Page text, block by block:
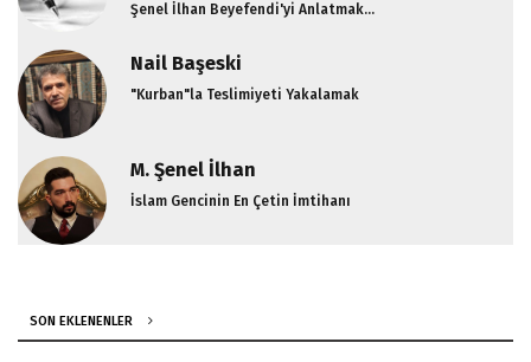
Şenel İlhan Beyefendi'yi Anlatmak...
Nail Başeski
"Kurban"la Teslimiyeti Yakalamak
M. Şenel İlhan
İslam Gencinin En Çetin İmtihanı
SON EKLENENLER